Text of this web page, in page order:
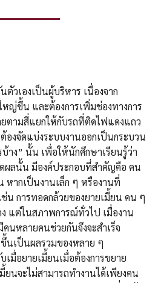
ตัวเองเป็นผู้บริหาร เนื่องจาก
หญ่ขึ้น และต้องการเพิ่มช่องทางการ
ตามสี่แยกให้กับรถที่ติดไฟแดงแถว
องจัดแบ่งระบบงานออกเป็นกระบวน
าง” นั้น เพื่อให้นักศึกษาเรียนรู้ว่า
ผลนั้น มีองค์ประกอบที่สำคัญคือ คน
หากเป็นงานเล็ก ๆ หรืองานที่
น การทอดกล้วยของยายเมี้ยน คน ๆ
แต่ในสภาพการณ์ทั่วไป เมื่องาน
นหลายคนช่วยกันจึงจะสำเร็จ
นเป็นผลรวมของหลาย ๆ
เมื่อยายเมี้ยนเมื่อต้องการขยาย
ยนจะไม่สามารถทำงานได้เพียงคน